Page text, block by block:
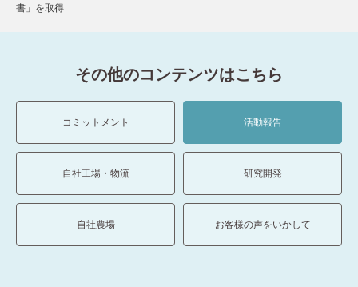
書」を取得
その他のコンテンツはこちら
コミットメント 活動報告
自社工場・物流 研究開発
自社農場 お客様の声をいかして